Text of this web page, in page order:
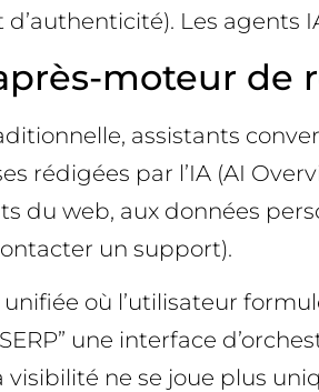
Les agents
moteur de
assistants
rédigées par l’IA (AI
du web, aux données
un support).
où l’utilisateur
une interface
visibilité ne se joue plus